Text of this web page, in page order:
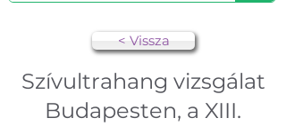
< Vissza
Szívultrahang vizsgálat
Budapesten, a XIII.